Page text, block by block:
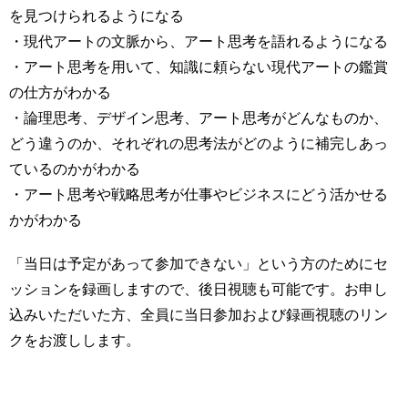
を見つけられるようになる
・現代アートの文脈から、アート思考を語れるようになる
・アート思考を用いて、知識に頼らない現代アートの鑑賞
の仕方がわかる
・論理思考、デザイン思考、アート思考がどんなものか、
どう違うのか、それぞれの思考法がどのように補完しあっ
ているのかがわかる
・アート思考や戦略思考が仕事やビジネスにどう活かせる
かがわかる
「当日は予定があって参加できない」という方のためにセ
ッションを録画しますので、後日視聴も可能です。お申し
込みいただいた方、全員に当日参加および録画視聴のリン
クをお渡しします。